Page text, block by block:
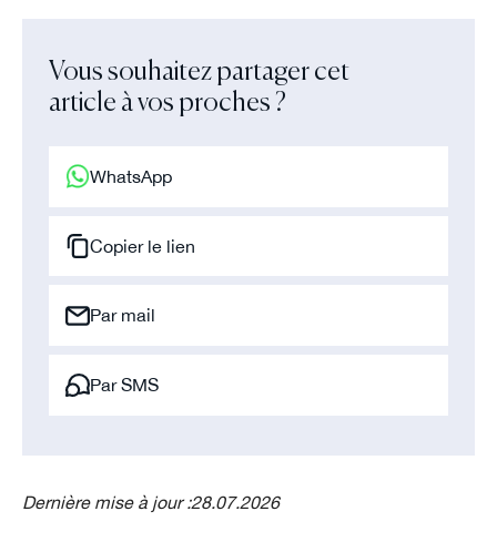
Vous souhaitez partager cet
article à vos proches ?
WhatsApp
Copier le lien
Par mail
Par SMS
Dernière mise à jour :28.07.2026